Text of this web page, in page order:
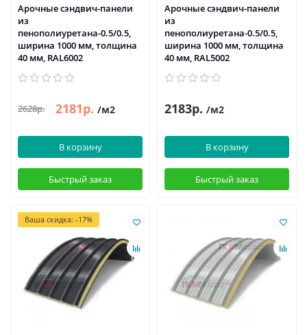
Арочные сэндвич-панели
из
пенополиуретана-0.5/0.5,
ширина 1000 мм, толщина
40 мм, RAL6002
2628р. 2181р. /м2
В корзину
Быстрый заказ
Арочные сэндвич-панели
из
пенополиуретана-0.5/0.5,
ширина 1000 мм, толщина
40 мм, RAL5002
2183р. /м2
В корзину
Быстрый заказ
Ваша скидка: -17%